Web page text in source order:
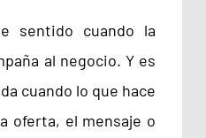
sentido cuando la
al negocio. Y es
cuando lo que hace
oferta, el mensaje o